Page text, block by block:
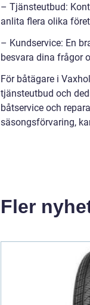
– Tjänsteutbud:
anlita flera olika
– Kundservice: En
besvara dina frågor
För båtägare i
tjänsteutbud och
båtservice och
säsongsförvaring,
Fler